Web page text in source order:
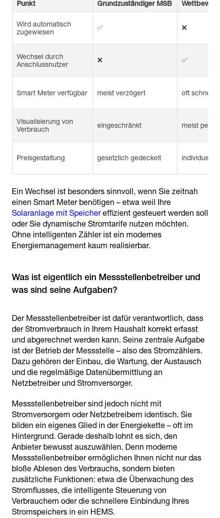
Punkt Grundzuständiger MSB
Wird automatisch
zugewiesen
✅ ❌
Wechsel durch
Anschlussnutzer
❌ ✅
Smart Meter verfügbar meist verzögert oft schneller
Visualisierung von
Verbrauch
eingeschränkt meist per
Preisgestaltung gesetzlich gedeckelt individuell
Ein Wechsel ist besonders sinnvoll, wenn Sie zeitnah
einen Smart Meter benötigen – etwa weil Ihre
Solaranlage mit Speichereffizient gesteuert werden soll
oder Sie dynamische Stromtarife nutzen möchten.
Ohne intelligenten Zähler ist ein modernes
Energiemanagement kaum realisierbar.
Was ist eigentlich ein Messstellenbetreiber und
was sind seine Aufgaben?
Der Messstellenbetreiber ist dafür verantwortlich, dass
der Stromverbrauch in Ihrem Haushalt korrekt erfasst
und abgerechnet werden kann. Seine zentrale Aufgabe
ist der Betrieb der Messstelle – also des Stromzählers.
Dazu gehören der Einbau, die Wartung, der Austausch
und die regelmäßige Datenübermittlung an
Netzbetreiber und Stromversorger.
Messstellenbetreiber sind jedoch nicht mit
Stromversorgern oder Netzbetreibern identisch. Sie
bilden ein eigenes Glied in der Energiekette – oft im
Hintergrund. Gerade deshalb lohnt es sich, den
Anbieter bewusst auszuwählen. Denn moderne
Messstellenbetreiber ermöglichen Ihnen nicht nur das
bloße Ablesen des Verbrauchs, sondern bieten
zusätzliche Funktionen: etwa die Überwachung des
Stromflusses, die intelligente Steuerung von
Verbrauchern oder die schnellere Einbindung Ihres
Stromspeichers in ein HEMS.